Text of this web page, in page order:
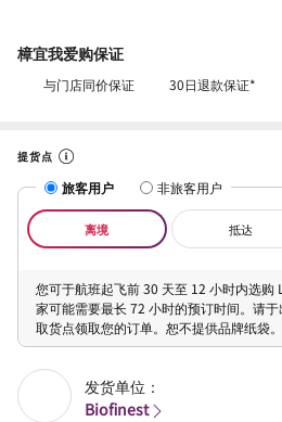
樟宜我爱购保证
与门店同价保证 30日退款保证*
提货点
旅客用户 非旅客用户
离境 抵达
您可于航班起飞前 30 天至 12 小时内选
家可能需要最长 72 小时的预订时间。请
取货点领取您的订单。恕不提供品牌纸袋。
发货单位：
Biofinest